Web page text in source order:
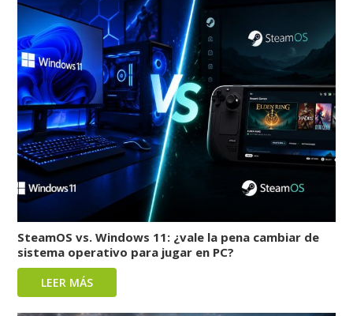
SteamOS vs. Windows 11: ¿vale la pena cambiar de
sistema operativo para jugar en PC?
LEER MÁS